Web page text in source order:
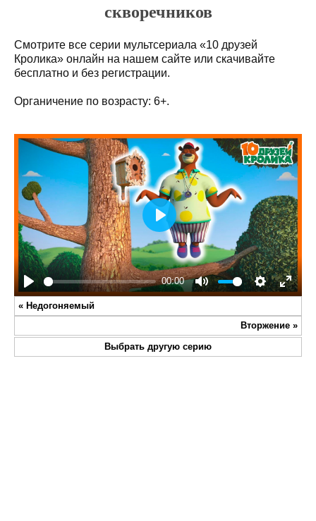
скворечников
Смотрите все серии мультсериала «10 друзей
Кролика» онлайн на нашем сайте или скачивайте
бесплатно и без регистрации.
Органичение по возрасту: 6+.
Play
00:00
Mute Settings
Enter
Play
« Недогоняемый
Вторжение »
Выбрать другую серию